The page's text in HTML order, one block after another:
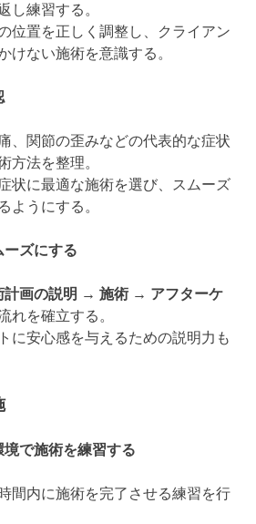
し練習する。
位置を正しく調整し、クライアン
けない施術を意識する。
、関節の歪みなどの代表的な症状
方法を整理。
状に最適な施術を選び、スムーズ
ようにする。
ズにする
計画の説明 → 施術 → アフターケ
れを確立する。
に安心感を与えるための説明力も
で施術を練習する
間内に施術を完了させる練習を行